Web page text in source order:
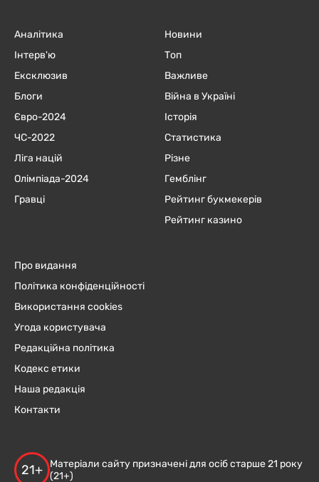
Аналітика
Інтерв'ю
Ексклюзив
Блоги
Євро-2024
ЧC-2022
Ліга націй
Олімпіада-2024
Гравці
Новини
Топ
Важливе
Війна в Україні
Історія
Статистика
Різне
Гемблінг
Рейтинг букмекерів
Рейтинг казино
Про видання
Політика конфіденційності
Використання cookies
Угода користувача
Редакційна політика
Кодекс етики
Наша редакція
Контакти
21+
Матеріали сайту призначені для осіб старше 21 року
(21+)